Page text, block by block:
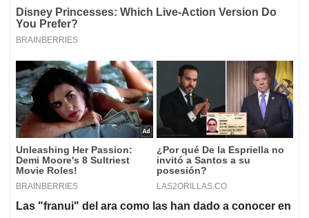
Las "franui" del ara como las han dado a conocer en